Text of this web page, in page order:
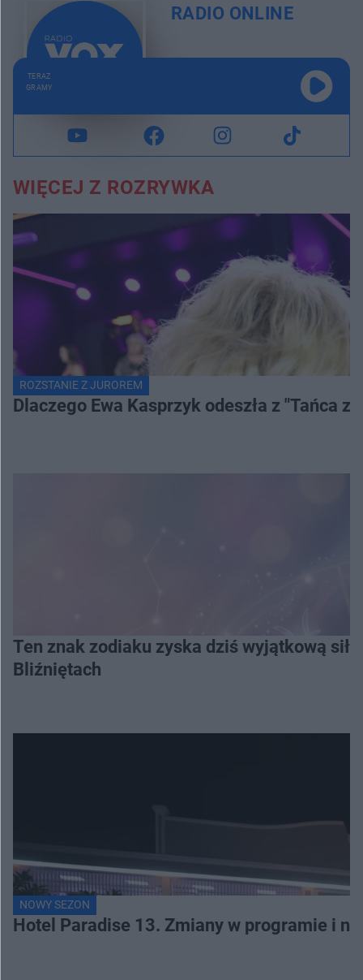
RADIO ONLINE
TERAZ
GRAMY
WIĘCEJ Z ROZRYWKA
ROZSTANIE Z JUROREM
Dlaczego Ewa Kasprzyk odeszła z "Tańca
Ten znak zodiaku zyska dziś wyjątkową
Bliźniętach
NOWY SEZON
Hotel Paradise 13. Zmiany w programie i